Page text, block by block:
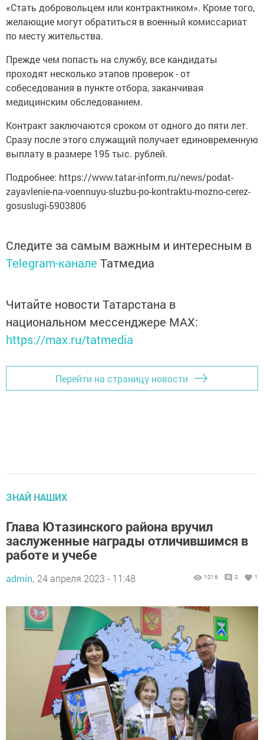
«Стать добровольцем или контрактником». Кроме того,
желающие могут обратиться в военный комиссариат
по месту жительства.
Прежде чем попасть на службу, все кандидаты
проходят несколько этапов проверок - от
собеседования в пункте отбора, заканчивая
медицинским обследованием.
Контракт заключаются сроком от одного до пяти лет.
Сразу после этого служащий получает единовременную
выплату в размере 195 тыс. рублей.
Подробнее: https://www.tatar-inform.ru/news/podat-
zayavlenie-na-voennuyu-sluzbu-po-kontraktu-mozno-cerez-
gosuslugi-5903806
Следите за самым важным и интересным в
Telegram-канале Татмедиа
Читайте новости Татарстана в
национальном мессенджере MАХ:
https://max.ru/tatmedia
Перейти на страницу новости
ЗНАЙ НАШИХ
Глава Ютазинского района вручил
заслуженные награды отличившимся в
работе и учебе
admin, 24 апреля 2023 - 11:48 1016 0 1